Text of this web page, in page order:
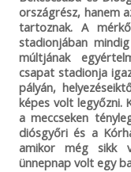
országrész, hanem
tartoznak. A
stadionjában
múltjának
csapat stadionja
pályán,
képes volt legyőzni.
a meccseken
diósgyőri és a
amikor még sikk
ünnepnap volt egy